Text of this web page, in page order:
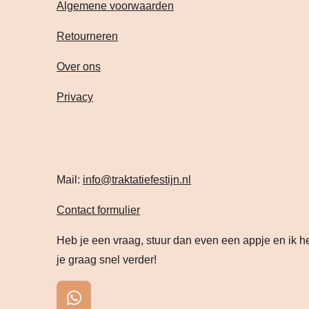
Algemene voorwaarden
Retourneren
Over ons
Privacy
Mail: info@traktatiefestijn.nl
Contact formulier
Heb je een vraag, stuur dan even een appje en ik
je graag snel verder!
W